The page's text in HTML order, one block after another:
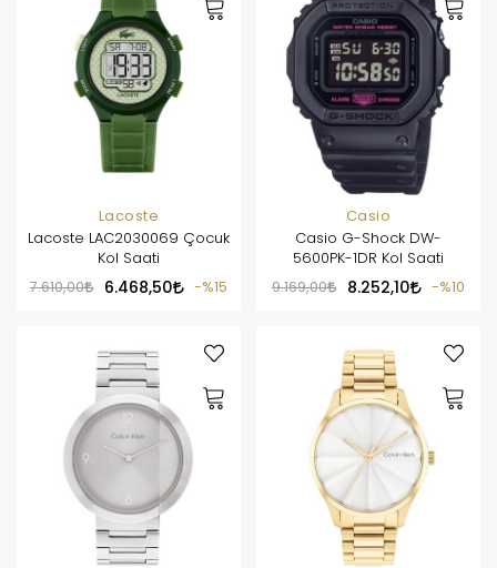
Lacoste
Lacoste LAC2030069 Çocuk
Kol Saati
7.610,00
6.468,50 %15
Casio
Casio G-Shock DW-
5600PK-1DR Kol Saati
9.169,00
8.252,10 %10